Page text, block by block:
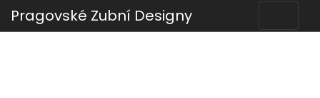
Pragovské Zubní Designy